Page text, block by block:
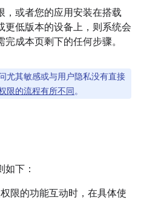
，或者您的应用安装在搭载
更低版本的设备上，则系统会
成本页剩下的任何步骤。
尤其敏感或与用户隐私没有直接
限的流程有所不同。
下：
限的功能互动时，在具体使